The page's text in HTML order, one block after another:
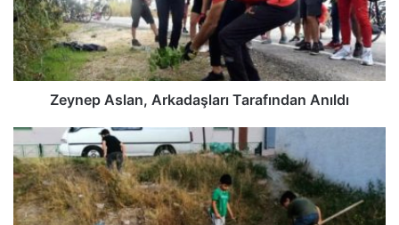
Zeynep Aslan, Arkadaşları Tarafından Anıldı